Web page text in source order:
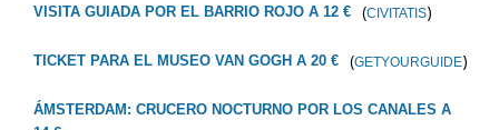
VISITA GUIADA POR EL BARRIO ROJO A 12 € (CIVITATIS)
TICKET PARA EL MUSEO VAN GOGH A 20 € (GETYOURGUIDE)
ÁMSTERDAM: CRUCERO NOCTURNO POR LOS CANALES A